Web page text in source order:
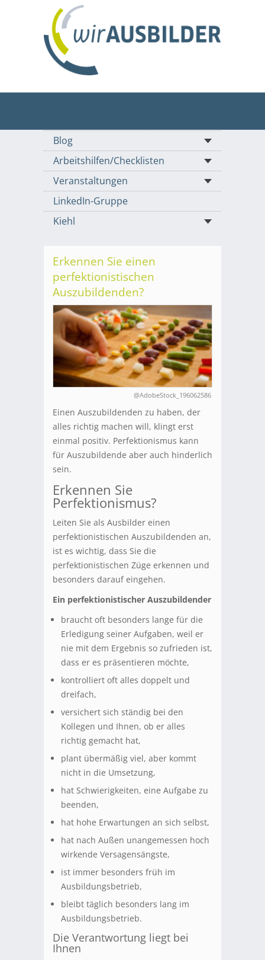
Blog
Arbeitshilfen/Checklisten
Veranstaltungen
LinkedIn-Gruppe
Kiehl
Erkennen Sie einen
perfektionistischen
Auszubildenden?
@AdobeStock_196062586
Einen Auszubildenden zu haben, der
alles richtig machen will, klingt erst
einmal positiv. Perfektionismus kann
für Auszubildende aber auch hinderlich
sein.
Erkennen Sie
Perfektionismus?
Leiten Sie als Ausbilder einen
perfektionistischen Auszubildenden an,
ist es wichtig, dass Sie die
perfektionistischen Züge erkennen und
besonders darauf eingehen.
Ein perfektionistischer Auszubildender
braucht oft besonders lange für die
Erledigung seiner Aufgaben, weil er
nie mit dem Ergebnis so zufrieden ist,
dass er es präsentieren möchte,
kontrolliert oft alles doppelt und
dreifach,
versichert sich ständig bei den
Kollegen und Ihnen, ob er alles
richtig gemacht hat,
plant übermäßig viel, aber kommt
nicht in die Umsetzung,
hat Schwierigkeiten, eine Aufgabe zu
beenden,
hat hohe Erwartungen an sich selbst,
hat nach Außen unangemessen hoch
wirkende Versagensängste,
ist immer besonders früh im
Ausbildungsbetrieb,
bleibt täglich besonders lang im
Ausbildungsbetrieb.
Die Verantwortung liegt bei
Ihnen